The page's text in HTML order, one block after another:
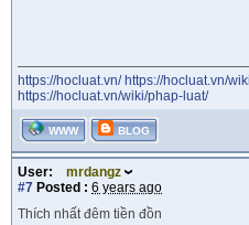
https://hocluat.vn/ https://hocluat.vn/
https://hocluat.vn/wiki/phap-luat/
WWW BLOG
User:
mrdangz
#7 Posted : 6 years ago
Thích nhất đêm tiền đồn